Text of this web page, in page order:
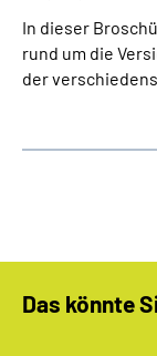
In dieser
rund um die
der
Das könnte